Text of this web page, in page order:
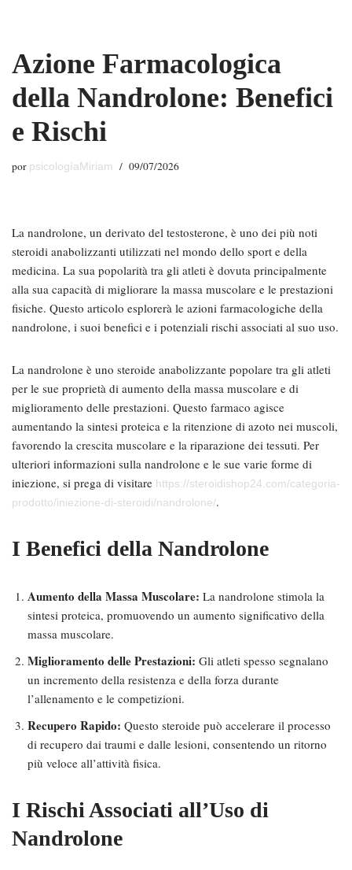
al
contenido
Azione Farmacologica
della Nandrolone: Benefici
e Rischi
por psicologíaMiriam 09/07/2026
La nandrolone, un derivato del testosterone, è uno dei più noti
steroidi anabolizzanti utilizzati nel mondo dello sport e della
medicina. La sua popolarità tra gli atleti è dovuta principalmente
alla sua capacità di migliorare la massa muscolare e le prestazioni
fisiche. Questo articolo esplorerà le azioni farmacologiche della
nandrolone, i suoi benefici e i potenziali rischi associati al suo uso.
La nandrolone è uno steroide anabolizzante popolare tra gli atleti
per le sue proprietà di aumento della massa muscolare e di
miglioramento delle prestazioni. Questo farmaco agisce
aumentando la sintesi proteica e la ritenzione di azoto nei muscoli,
favorendo la crescita muscolare e la riparazione dei tessuti. Per
ulteriori informazioni sulla nandrolone e le sue varie forme di
iniezione, si prega di visitare https://steroidishop24.com/categoria-
prodotto/iniezione-di-steroidi/nandrolone/.
I Benefici della Nandrolone
Aumento della Massa Muscolare: La nandrolone stimola la
sintesi proteica, promuovendo un aumento significativo della
massa muscolare.
Miglioramento delle Prestazioni: Gli atleti spesso segnalano
un incremento della resistenza e della forza durante
l’allenamento e le competizioni.
Recupero Rapido: Questo steroide può accelerare il processo
di recupero dai traumi e dalle lesioni, consentendo un ritorno
più veloce all’attività fisica.
I Rischi Associati all’Uso di
Nandrolone